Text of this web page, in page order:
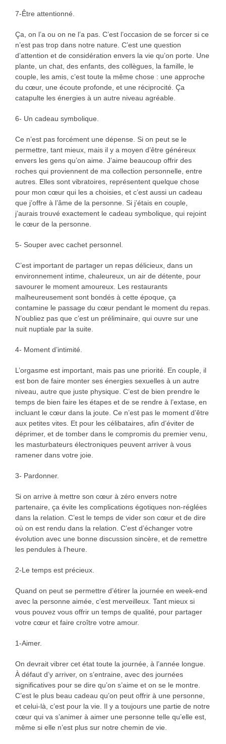
7-Être attentionné.
Ça, on l’a ou on ne l’a pas. C’est l’occasion de se forcer si ce
n’est pas trop dans notre nature. C’est une question
d’attention et de considération envers la vie qu’on porte. Une
plante, un chat, des enfants, des collègues, la famille, le
couple, les amis, c’est toute la même chose : une approche
du cœur, une écoute profonde, et une réciprocité. Ça
catapulte les énergies à un autre niveau agréable.
6- Un cadeau symbolique.
Ce n’est pas forcément une dépense. Si on peut se le
permettre, tant mieux, mais il y a moyen d’être généreux
envers les gens qu’on aime. J’aime beaucoup offrir des
roches qui proviennent de ma collection personnelle, entre
autres. Elles sont vibratoires, représentent quelque chose
pour mon cœur qui les a choisies, et c’est aussi un cadeau
que j’offre à l’âme de la personne. Si j’étais en couple,
j’aurais trouvé exactement le cadeau symbolique, qui rejoint
le cœur de la personne.
5- Souper avec cachet personnel.
C’est important de partager un repas délicieux, dans un
environnement intime, chaleureux, un air de détente, pour
savourer le moment amoureux. Les restaurants
malheureusement sont bondés à cette époque, ça
contamine le passage du cœur pendant le moment du repas.
N’oubliez pas que c’est un préliminaire, qui ouvre sur une
nuit nuptiale par la suite.
4- Moment d’intimité.
L’orgasme est important, mais pas une priorité. En couple, il
est bon de faire monter ses énergies sexuelles à un autre
niveau, autre que juste physique. C’est de bien prendre le
temps de bien faire les étapes et de se rendre à l’extase, en
incluant le cœur dans la joute. Ce n’est pas le moment d’être
aux petites vites. Et pour les célibataires, afin d’éviter de
déprimer, et de tomber dans le compromis du premier venu,
les masturbateurs électroniques peuvent arriver à vous
ramener dans votre joie.
3- Pardonner.
Si on arrive à mettre son cœur à zéro envers notre
partenaire, ça évite les complications égotiques non-réglées
dans la relation. C’est le temps de vider son cœur et de dire
où on est rendu dans la relation. C’est d’échanger votre
évolution avec une bonne discussion sincère, et de remettre
les pendules à l’heure.
2-Le temps est précieux.
Quand on peut se permettre d’étirer la journée en week-end
avec la personne aimée, c’est merveilleux. Tant mieux si
vous pouvez vous offrir un temps de qualité, pour partager
votre cœur et faire croître votre amour.
1-Aimer.
On devrait vibrer cet état toute la journée, à l’année longue.
À défaut d’y arriver, on s’entraine, avec des journées
significatives pour se dire qu’on s’aime et on se le montre.
C’est le plus beau cadeau qu’on peut offrir à une personne,
et celui-là, c’est pour la vie. Il y a toujours une partie de notre
cœur qui va s’animer à aimer une personne telle qu’elle est,
même si elle n’est plus sur notre chemin de vie.